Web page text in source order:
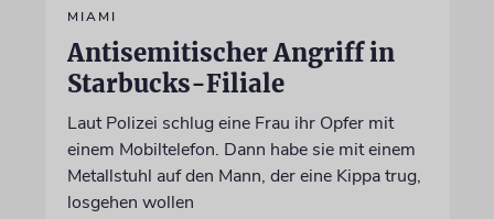
MIAMI
Antisemitischer Angriff in
Starbucks-Filiale
Laut Polizei schlug eine Frau ihr Opfer mit
einem Mobiltelefon. Dann habe sie mit einem
Metallstuhl auf den Mann, der eine Kippa trug,
losgehen wollen